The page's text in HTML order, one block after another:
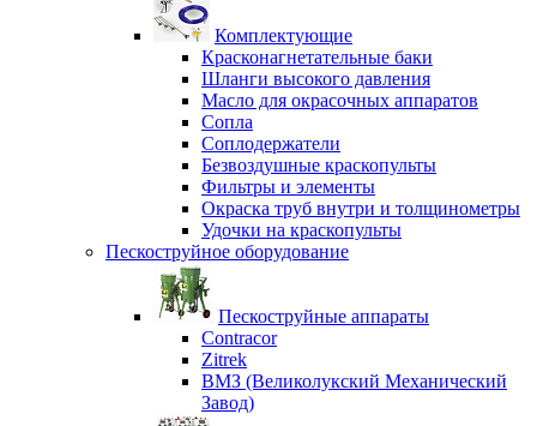
Комплектующие
Красконагнетательные баки
Шланги высокого давления
Масло для окрасочных аппаратов
Сопла
Соплодержатели
Безвоздушные краскопульты
Фильтры и элементы
Окраска труб внутри и толщинометры
Удочки на краскопульты
Пескоструйное оборудование
Пескоструйные аппараты
Contracor
Zitrek
ВМЗ (Великолукский Механический
Завод)